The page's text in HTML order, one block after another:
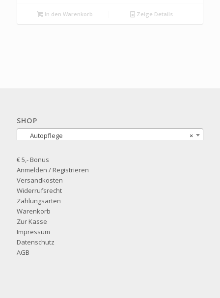
In den Warenkorb Zeige Details
SHOP
×
Autopflege
€ 5,- Bonus
Anmelden / Registrieren
Versandkosten
Widerrufsrecht
Zahlungsarten
Warenkorb
Zur Kasse
Impressum
Datenschutz
AGB